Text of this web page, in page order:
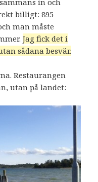
in och
billigt: 895
man måste
Jag fick det i
sådana besvär.
Restaurangen
utan på landet: